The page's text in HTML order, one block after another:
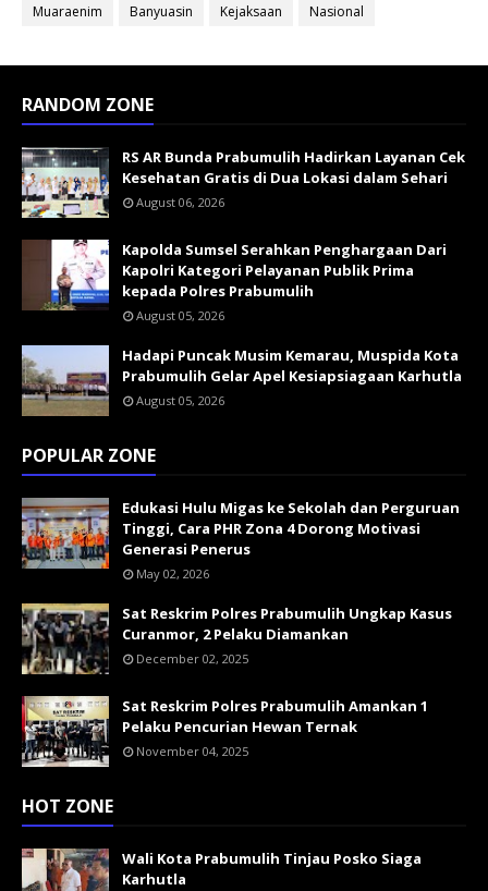
Muaraenim
Banyuasin Kejaksaan Nasional
RANDOM ZONE
RS AR Bunda Prabumulih Hadirkan Layanan Cek
Kesehatan Gratis di Dua Lokasi dalam Sehari
August 06, 2026
Kapolda Sumsel Serahkan Penghargaan Dari
Kapolri Kategori Pelayanan Publik Prima
kepada Polres Prabumulih
August 05, 2026
Hadapi Puncak Musim Kemarau, Muspida Kota
Prabumulih Gelar Apel Kesiapsiagaan Karhutla
August 05, 2026
POPULAR ZONE
Edukasi Hulu Migas ke Sekolah dan Perguruan
Tinggi, Cara PHR Zona 4 Dorong Motivasi
Generasi Penerus
May 02, 2026
Sat Reskrim Polres Prabumulih Ungkap Kasus
Curanmor, 2 Pelaku Diamankan
December 02, 2025
Sat Reskrim Polres Prabumulih Amankan 1
Pelaku Pencurian Hewan Ternak
November 04, 2025
HOT ZONE
Wali Kota Prabumulih Tinjau Posko Siaga
Karhutla